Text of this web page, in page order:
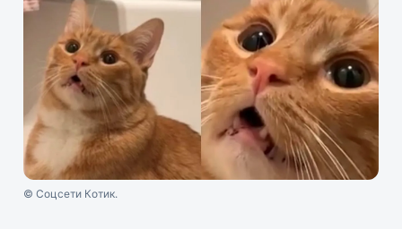
© Соцсети Котик.